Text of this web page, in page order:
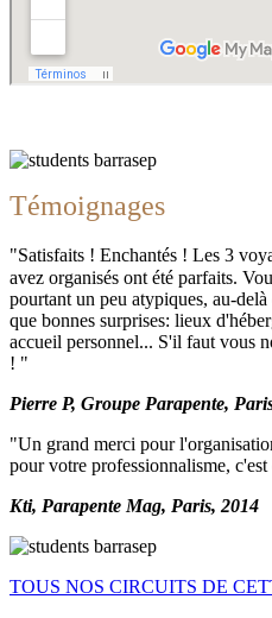
Témoignages
"Satisfaits ! Enchantés ! Les 3
avez organisés ont été parfaits.
pourtant un peu atypiques, au-delà
que bonnes surprises: lieux
accueil personnel... S'il faut vous
! "
Pierre P, Groupe Parapente,
"Un grand merci pour
pour votre professionnalisme,
Kti, Parapente Mag, Paris, 2014
TOUS NOS CIRCUITS DE